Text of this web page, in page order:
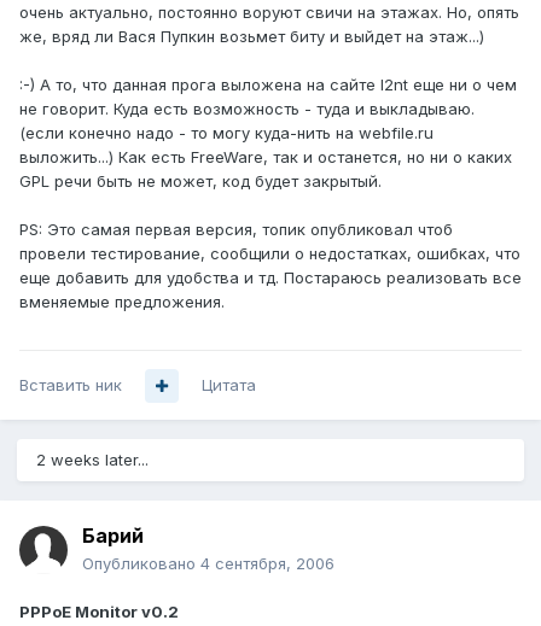
очень актуально, постоянно воруют свичи на этажах. Но, опять
же, вряд ли Вася Пупкин возьмет биту и выйдет на этаж...)
:-) А то, что данная прога выложена на сайте l2nt еще ни о чем
не говорит. Куда есть возможность - туда и выкладываю.
(если конечно надо - то могу куда-нить на webfile.ru
выложить...) Как есть FreeWare, так и останется, но ни о каких
GPL речи быть не может, код будет закрытый.
PS: Это самая первая версия, топик опубликовал чтоб
провели тестирование, сообщили о недостатках, ошибках, что
еще добавить для удобства и тд. Постараюсь реализовать все
вменяемые предложения.
Вставить ник Цитата
2 weeks later...
Барий
Опубликовано 4 сентября, 2006
PPPoE Monitor v0.2